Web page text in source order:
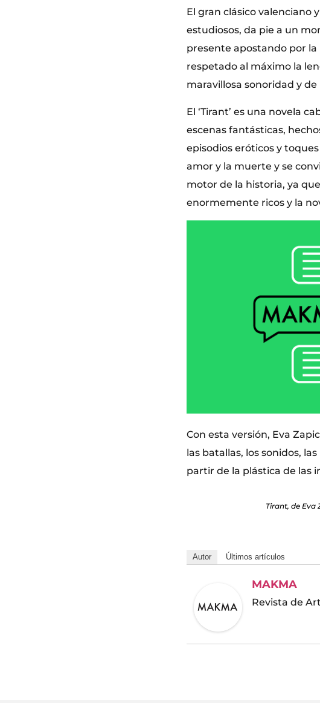
El gran clásico valenciano
estudiosos, da pie a un
presente apostando por la
respetado al máximo la
maravillosa sonoridad y
El ‘Tirant’ es una novela
escenas fantásticas,
episodios eróticos y
amor y la muerte y se
motor de la historia, ya
enormemente ricos y la
Con esta versión, Eva
las batallas, los sonidos,
partir de la plástica de las
Tirant, de Eva
Autor Últimos artículos
MAKMA
Revista de